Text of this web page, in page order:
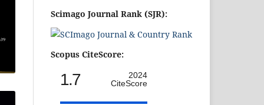
Scimago Journal Rank (SJR):
Scopus CiteScore:
1.7
2024
CiteScore